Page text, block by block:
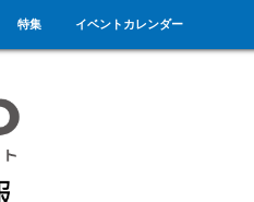
特集 イベントカレンダー